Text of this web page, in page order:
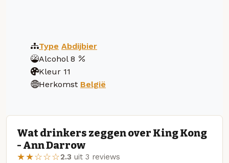
Type Abdijbier
Alcohol 8
Kleur 11
Herkomst België
Wat drinkers zeggen over King Kong
- Ann Darrow
★★☆☆☆2.3 uit 3 reviews